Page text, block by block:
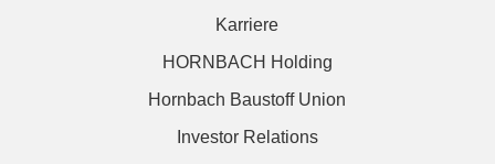
Karriere
HORNBACH Holding
Hornbach Baustoff Union
Investor Relations